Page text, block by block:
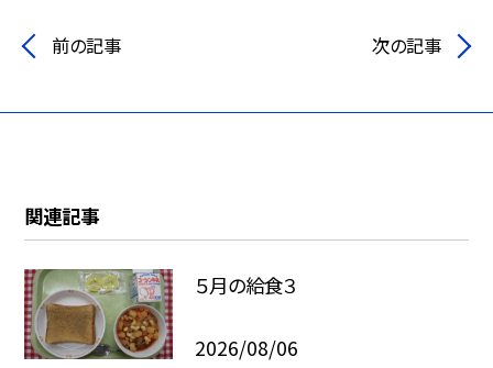
前の記事 次の記事
関連記事
５月の給食３
2026/08/06